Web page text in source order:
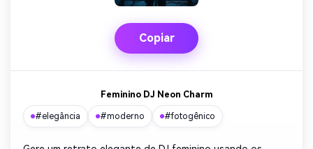
Copiar
Feminino DJ Neon Charm
#elegância #moderno #fotogênico